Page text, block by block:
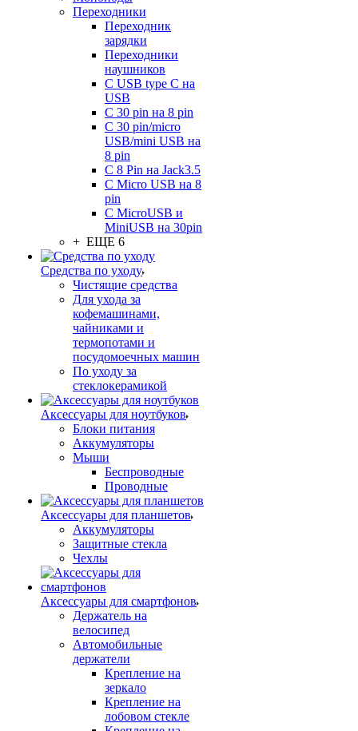
Переходники
Переходник
зарядки
Переходники
наушников
С USB type C на
USB
С 30 pin на 8 pin
С 30 pin/micro
USB/mini USB на
8 pin
С 8 Pin на Jack3.5
С Micro USB на 8
pin
С MicroUSB и
MiniUSB на 30pin
+ ЕЩЕ 6
Средства по уходу
Чистящие средства
Для ухода за
кофемашинами,
чайниками и
термопотами и
посудомоечных машин
По уходу за
стеклокерамикой
Аксессуары для ноутбуков
Блоки питания
Аккумуляторы
Мыши
Беспроводные
Проводные
Аксессуары для планшетов
Аккумуляторы
Защитные стекла
Чехлы
Аксессуары для смартфонов
Держатель на
велосипед
Автомобильные
держатели
Крепление на
зеркало
Крепление на
лобовом стекле